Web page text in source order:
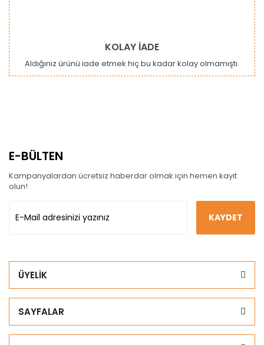
KOLAY İADE
Aldığınız ürünü iade etmek hiç bu kadar kolay olmamıştı.
E-BÜLTEN
Kampanyalardan ücretsiz haberdar olmak için hemen kayıt
olun!
KAYDET
ÜYELİK
SAYFALAR